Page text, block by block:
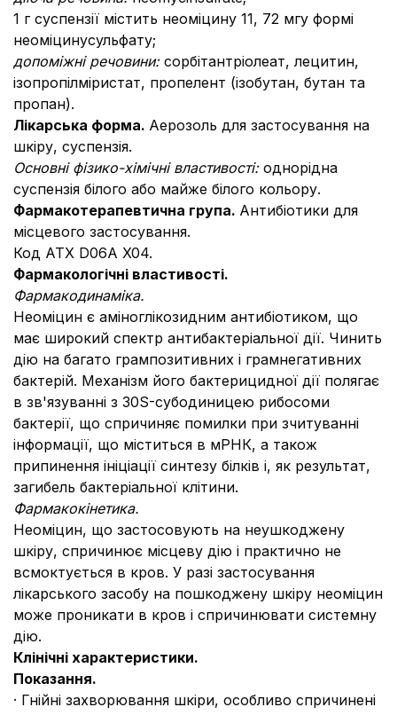
1 г суспензії містить неоміцину 11, 72 мгу формі
неоміцинусульфату;
допоміжні речовини: сорбітантріолеат, лецитин,
ізопропілміристат, пропелент (ізобутан, бутан та
пропан).
Лікарська форма. Аерозоль для застосування на
шкіру, суспензія.
Основні фізико-хімічні властивості: однорідна
суспензія білого або майже білого кольору.
Фармакотерапевтична група. Антибіотики для
місцевого застосування.
Код ATХ D06A X04.
Фармакологічні властивості.
Фармакодинаміка.
Неоміцин є аміноглікозидним антибіотиком, що
має широкий спектр антибактеріальної дії. Чинить
дію на багато грампозитивних і грамнегативних
бактерій. Механізм його бактерицидної дії полягає
в зв'язуванні з 30S-субодиницею рибосоми
бактерії, що спричиняє помилки при зчитуванні
інформації, що міститься в мРНК, а також
припинення ініціації синтезу білків і, як результат,
загибель бактеріальної клітини.
Фармакокінетика.
Неоміцин, що застосовують на неушкоджену
шкіру, спричинює місцеву дію і практично не
всмоктується в кров. У разі застосування
лікарського засобу на пошкоджену шкіру неоміцин
може проникати в кров і спричинювати системну
дію.
Клінічні характеристики.
Показання.
· Гнійні захворювання шкіри, особливо спричинені